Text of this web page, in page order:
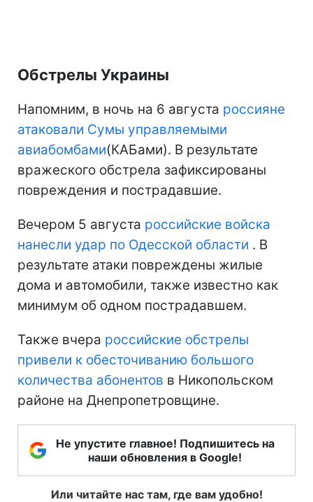
Обстрелы Украины
Напомним, в ночь на 6 августа россияне
атаковали Сумы управляемыми
авиабомбами(КАБами). В результате
вражеского обстрела зафиксированы
повреждения и пострадавшие.
Вечером 5 августа российские войска
нанесли удар по Одесской области . В
результате атаки повреждены жилые
дома и автомобили, также известно как
минимум об одном пострадавшем.
Также вчера российские обстрелы
привели к обесточиванию большого
количества абонентов в Никопольском
районе на Днепропетровщине.
Не упустите главное! Подпишитесь на
наши обновления в Google!
Или читайте нас там, где вам удобно!